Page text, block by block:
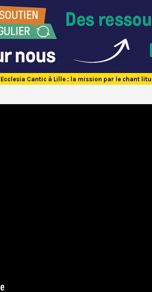
Ecclesia Cantic à Lille : la mission par le chant